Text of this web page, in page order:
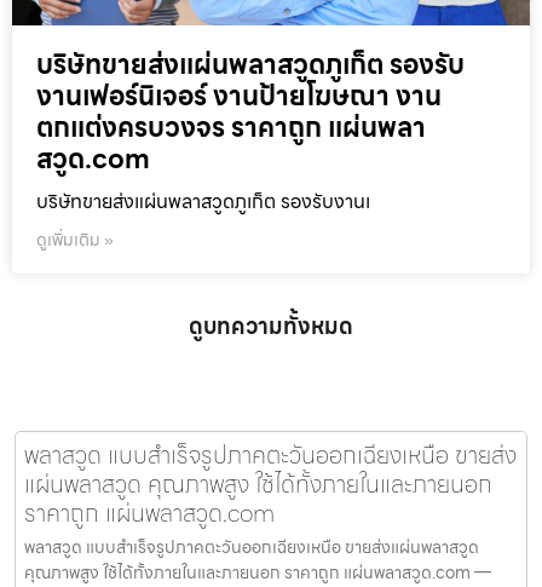
บริษัทขายส่งแผ่นพลาสวูดภูเก็ต รองรับ
งานเฟอร์นิเจอร์ งานป้ายโฆษณา งาน
ตกแต่งครบวงจร ราคาถูก แผ่นพลา
สวูด.com
บริษัทขายส่งแผ่นพลาสวูดภูเก็ต รองรับงานเ
ดูเพิ่มเติม »
ดูบทความทั้งหมด
พลาสวูด แบบสำเร็จรูปภาคตะวันออกเฉียงเหนือ ขายส่ง
แผ่นพลาสวูด คุณภาพสูง ใช้ได้ทั้งภายในและภายนอก
ราคาถูก แผ่นพลาสวูด.com
พลาสวูด แบบสำเร็จรูปภาคตะวันออกเฉียงเหนือ ขายส่งแผ่นพลาสวูด
คุณภาพสูง ใช้ได้ทั้งภายในและภายนอก ราคาถูก แผ่นพลาสวูด.com —